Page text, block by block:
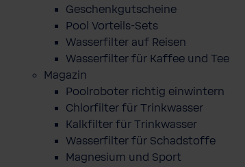
Geschenkgutscheine
Pool Vorteils-Sets
Wasserfilter auf Reisen
Wasserfilter für Kaffee und Tee
Magazin
Poolroboter richtig einwintern
Chlorfilter für Trinkwasser
Kalkfilter für Trinkwasser
Wasserfilter für Schadstoffe
Magnesium und Sport